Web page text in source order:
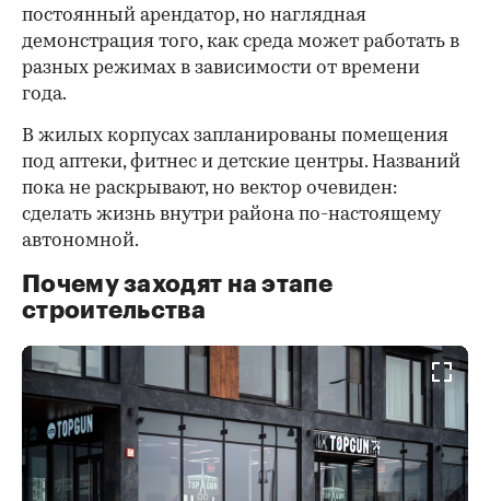
постоянный арендатор, но наглядная
демонстрация того, как среда может работать в
разных режимах в зависимости от времени
года.
В жилых корпусах запланированы помещения
под аптеки, фитнес и детские центры. Названий
пока не раскрывают, но вектор очевиден:
сделать жизнь внутри района по-настоящему
автономной.
Почему заходят на этапе
строительства